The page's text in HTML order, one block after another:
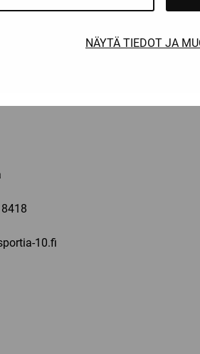
NÄYTÄ TIEDOT JA
10.fi